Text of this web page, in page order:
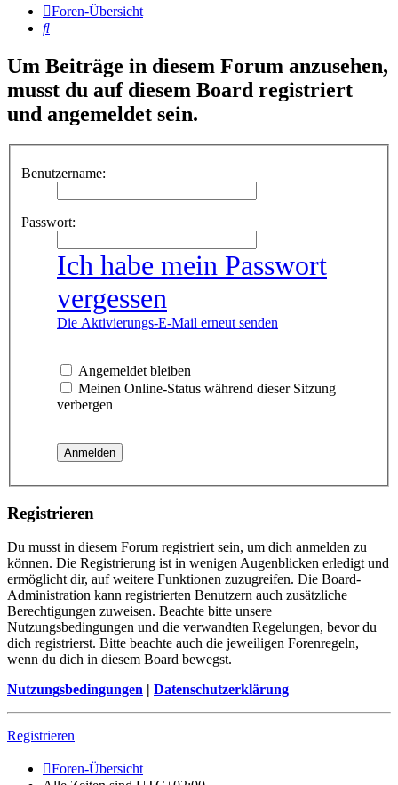
Foren-Übersicht
Suche
Um Beiträge in diesem Forum anzusehen,
musst du auf diesem Board registriert
und angemeldet sein.
Benutzername:
Passwort:
Ich habe mein Passwort
vergessen
Die Aktivierungs-E-Mail erneut senden
Angemeldet bleiben
Meinen Online-Status während dieser Sitzung
verbergen
Registrieren
Du musst in diesem Forum registriert sein, um dich anmelden zu
können. Die Registrierung ist in wenigen Augenblicken erledigt und
ermöglicht dir, auf weitere Funktionen zuzugreifen. Die Board-
Administration kann registrierten Benutzern auch zusätzliche
Berechtigungen zuweisen. Beachte bitte unsere
Nutzungsbedingungen und die verwandten Regelungen, bevor du
dich registrierst. Bitte beachte auch die jeweiligen Forenregeln,
wenn du dich in diesem Board bewegst.
Nutzungsbedingungen | Datenschutzerklärung
Registrieren
Foren-Übersicht